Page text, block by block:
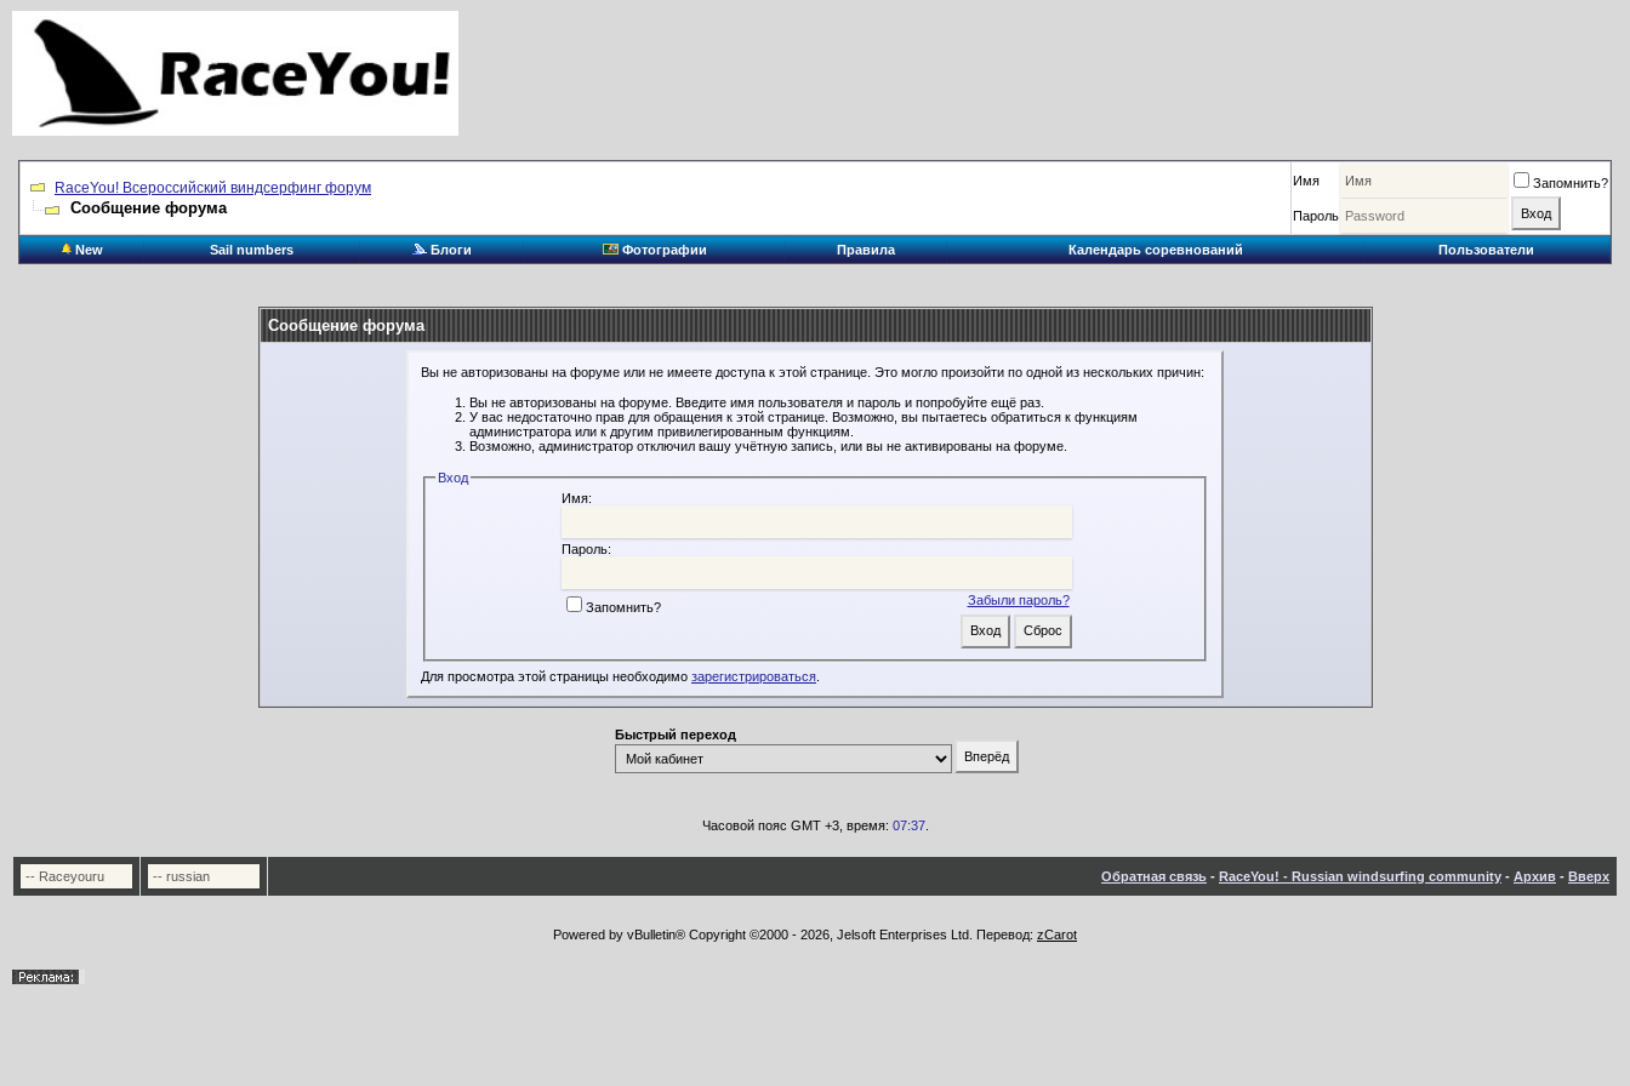
RaceYou! Всероссийский виндсерфинг форум
Сообщение форума
Имя Запомнить?
Пароль
New Sail numbers Блоги Фотографии Правила Календарь соревнований Пользователи
Сообщение форума
Вы не авторизованы на форуме или не имеете доступа к этой странице. Это могло произойти по одной из нескольких причин:
Вы не авторизованы на форуме. Введите имя пользователя и пароль и попробуйте ещё раз.
У вас недостаточно прав для обращения к этой странице. Возможно, вы пытаетесь обратиться к функциям
администратора или к другим привилегированным функциям.
Возможно, администратор отключил вашу учётную запись, или вы не активированы на форуме.
Вход
Имя:
Пароль:
Забыли пароль?
Запомнить?
Для просмотра этой страницы необходимо зарегистрироваться
Быстрый переход
Часовой пояс GMT +3, время: 07:37.
Обратная связь - RaceYou! - Russian windsurfing community - Архив - Вверх
Powered by vBulletin® Copyright ©2000 - 2026, Jelsoft Enterprises Ltd. Перевод: zCarot